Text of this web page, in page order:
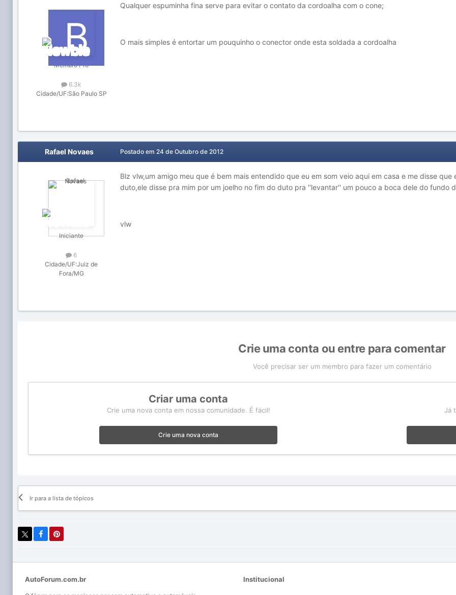
Membro Pró
6.3k
Cidade/UF:São Paulo SP
Qualquer espuminha fina serve para evitar o contato da cordoalha com o cone;
O mais simples é entortar um pouquinho o conector onde esta soldada a cordoalha
Rafael Novaes
Iniciante
6
Cidade/UF:Juiz de
Fora/MG
Postado em 24 de Outubro de 2012
Blz vlw,um amigo meu que é bem mais entendido que eu em som veio aqui em casa e me disse
duto,ele disse pra mim por um joelho no fim do duto pra ''levantar'' um pouco a boca dele do fundo
vlw
Crie uma conta ou entre para comentar
Você precisar ser um membro para fazer um comentário
Criar uma conta
Crie uma nova conta em nossa comunidade. É fácil!
Crie uma nova conta
Já
Ir para a lista de tópicos
AutoForum.com.br Institucional